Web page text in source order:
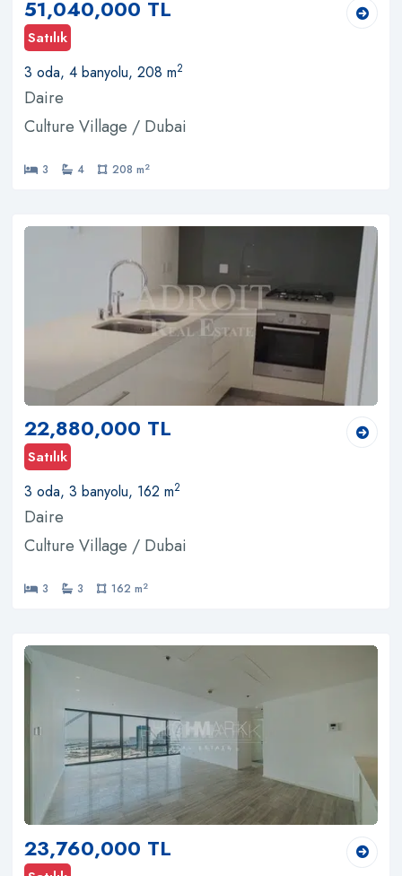
51,040,000 TL
Satılık
3 oda, 4 banyolu, 208 m2
Daire
Culture Village / Dubai
3 4 208 m2
22,880,000 TL
Satılık
3 oda, 3 banyolu, 162 m2
Daire
Culture Village / Dubai
3 3 162 m2
23,760,000 TL